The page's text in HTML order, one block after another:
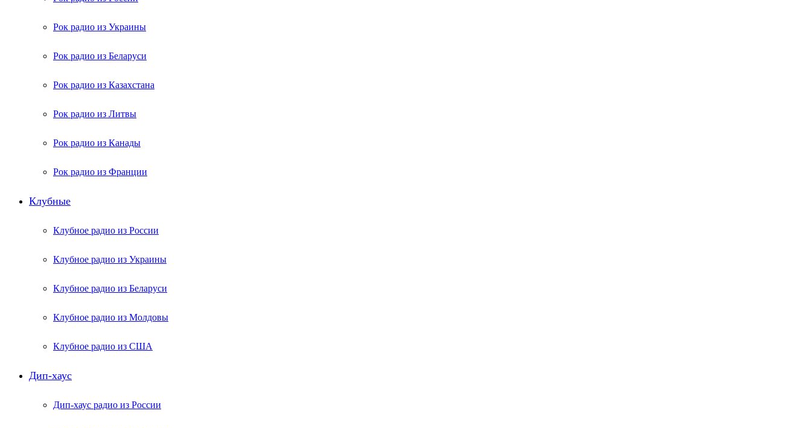
Рок радио из Украины
Рок радио из Беларуси
Рок радио из Казахстана
Рок радио из Литвы
Рок радио из Канады
Рок радио из Франции
Клубные
Клубное радио из России
Клубное радио из Украины
Клубное радио из Беларуси
Клубное радио из Молдовы
Клубное радио из США
Дип-хаус
Дип-хаус радио из России